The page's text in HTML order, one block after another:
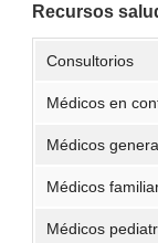
Recursos
Consultorios
Médicos en
Médicos
Médicos
Médicos